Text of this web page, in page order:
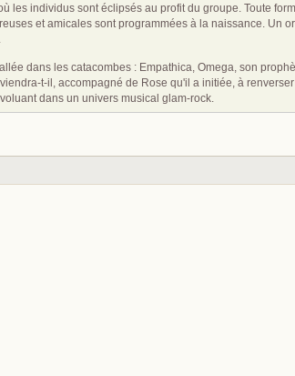
les individus sont éclipsés au profit du groupe. Toute
et amicales sont programmées à la naissance. Un
dans les catacombes : Empathica, Omega, son
t-il, accompagné de Rose qu'il a initiée, à
dans un univers musical glam-rock.